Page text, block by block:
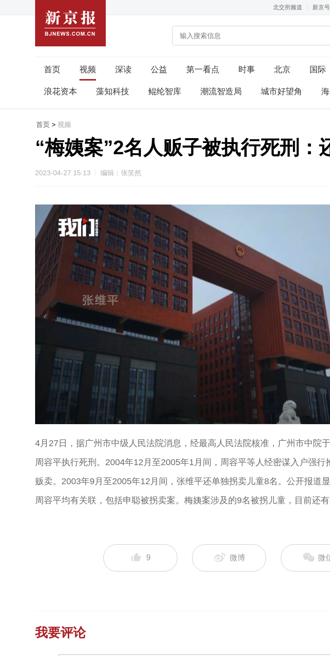
北交所频道 新京号
首页 视频 深读 公益 第一看点 时事 北京 国际
浪花资本 藻知科技 鲲纶智库 潮流智造局 城市好望角
首页 > 视频
“梅姨案”2名人贩子被执行死刑：
2023-04-27 15:13 编辑：张笑然
50.01%
4月27日，据广州市中级人民法院消息，经最高人民法院核准，广州市中院
周容平执行死刑。2004年12月至2005年1月间，周容平等人经密谋入户强行
贩卖。2003年9月至2005年12月间，张维平还单独拐卖儿童8名。公开报道显
周容平均有关联，包括申聪被拐卖案。梅姨案涉及的9名被拐儿童，目前还有
9 微博 微
我要评论